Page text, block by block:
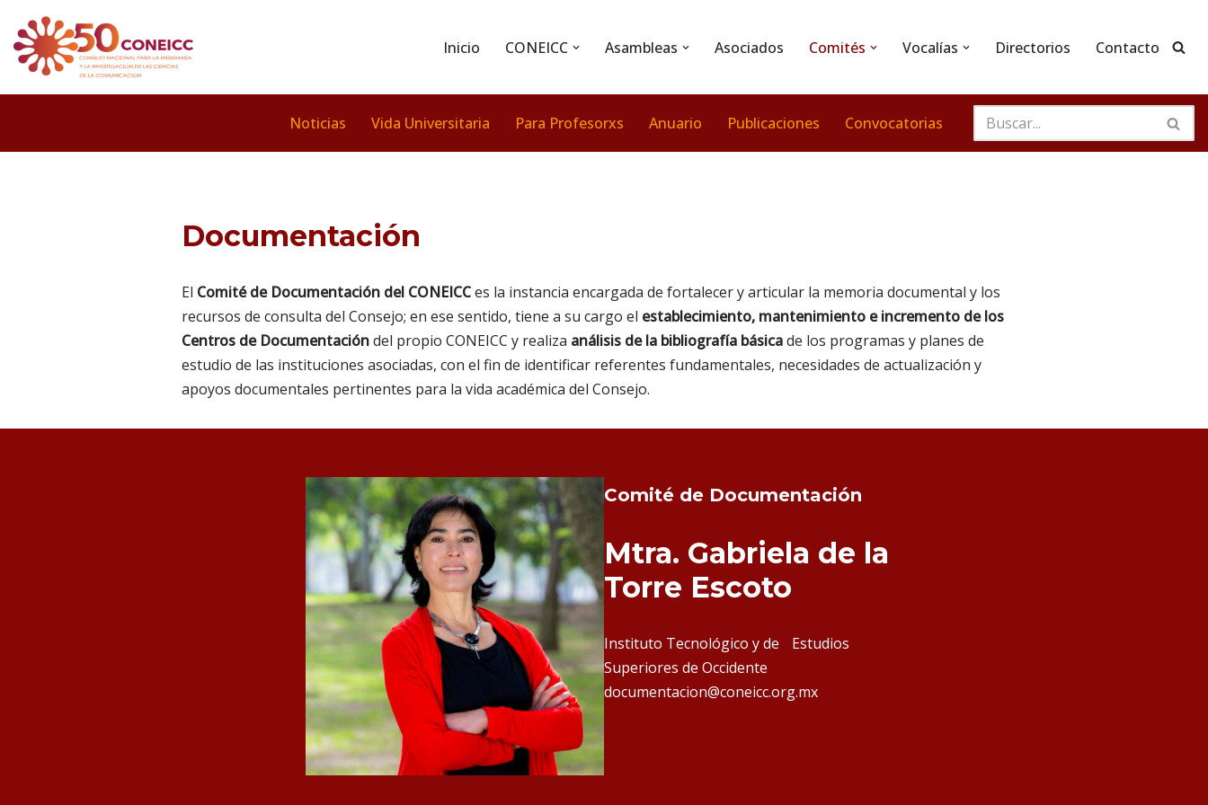
Saltar
contenido
Inicio CONEICC Asambleas Asociados Comités Vocalías Directorios Contacto
Noticias Vida Universitaria Para Profesorxs Anuario Publicaciones Convocatorias
Documentación
El Comité de Documentación del CONEICCes la instancia encargada de fortalecer y articular la memoria documental y los
recursos de consulta del Consejo; en ese sentido, tiene a su cargo el establecimiento, mantenimiento e incremento de los
Centros de Documentacióndel propio CONEICC y realiza análisis de la bibliografía básicade los programas y planes de
estudio de las instituciones asociadas, con el fin de identificar referentes fundamentales, necesidades de actualización y
apoyos documentales pertinentes para la vida académica del Consejo.
Comité de Documentación
Mtra. Gabriela de la
Torre Escoto
Instituto Tecnológico y de Estudios
Superiores de Occidente
documentacion@coneicc.org.mx